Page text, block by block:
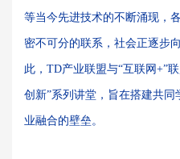
等当今先进技术的不断涌现，
密不可分的联系，社会正逐步
此，TD产业联盟与“互联网+”
创新”系列讲堂，旨在搭建共
业融合的壁垒。